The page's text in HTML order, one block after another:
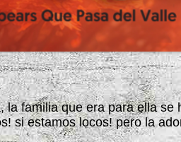
la familia que era para ella
si estamos locos! pero la